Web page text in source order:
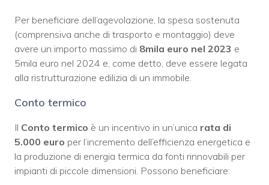
Per beneficiare dell’agevolazione, la spesa sostenuta
(comprensiva anche di trasporto e montaggio) deve
avere un importo massimo di 8mila euro nel 2023 e
5mila euro nel 2024 e, come detto, deve essere legata
alla ristrutturazione edilizia di un immobile.
Conto termico
Il Conto termico è un incentivo in un’unica rata di
5.000 euro per l’incremento dell’efficienza energetica e
la produzione di energia termica da fonti rinnovabili per
impianti di piccole dimensioni. Possono beneficiare: